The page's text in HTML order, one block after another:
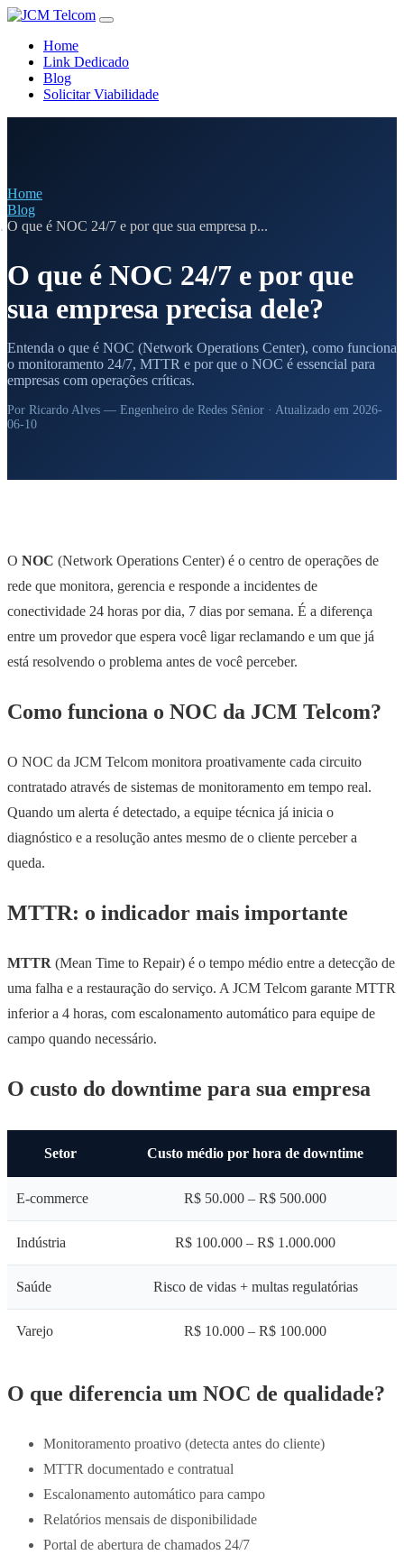
Home
Link Dedicado
Blog
Solicitar Viabilidade
Home
Blog
O que é NOC 24/7 e por que sua empresa p...
O que é NOC 24/7 e por que
sua empresa precisa dele?
Entenda o que é NOC (Network Operations Center), como funciona
o monitoramento 24/7, MTTR e por que o NOC é essencial para
empresas com operações críticas.
Por Ricardo Alves — Engenheiro de Redes Sênior · Atualizado em 2026-
06-10
O NOC (Network Operations Center) é o centro de operações de
rede que monitora, gerencia e responde a incidentes de
conectividade 24 horas por dia, 7 dias por semana. É a diferença
entre um provedor que espera você ligar reclamando e um que já
está resolvendo o problema antes de você perceber.
Como funciona o NOC da JCM Telcom?
O NOC da JCM Telcom monitora proativamente cada circuito
contratado através de sistemas de monitoramento em tempo real.
Quando um alerta é detectado, a equipe técnica já inicia o
diagnóstico e a resolução antes mesmo de o cliente perceber a
queda.
MTTR: o indicador mais importante
MTTR (Mean Time to Repair) é o tempo médio entre a detecção de
uma falha e a restauração do serviço. A JCM Telcom garante MTTR
inferior a 4 horas, com escalonamento automático para equipe de
campo quando necessário.
O custo do downtime para sua empresa
Setor Custo médio por hora de downtime
E-commerce R$ 50.000 – R$ 500.000
Indústria R$ 100.000 – R$ 1.000.000
Saúde Risco de vidas + multas regulatórias
Varejo R$ 10.000 – R$ 100.000
O que diferencia um NOC de qualidade?
Monitoramento proativo (detecta antes do cliente)
MTTR documentado e contratual
Escalonamento automático para campo
Relatórios mensais de disponibilidade
Portal de abertura de chamados 24/7